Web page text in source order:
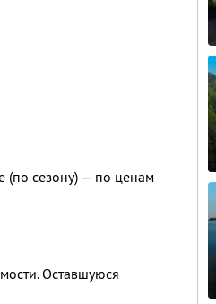
(по сезону) — по ценам
Оставшуюся